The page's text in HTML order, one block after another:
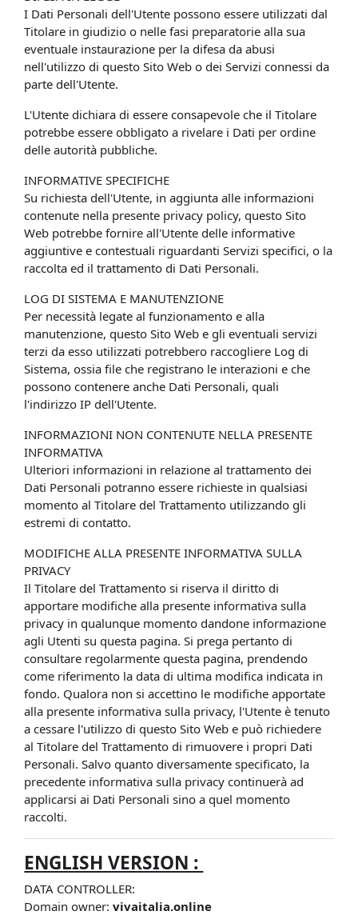
I Dati Personali dell'Utente possono essere utilizzati dal
Titolare in giudizio o nelle fasi preparatorie alla sua
eventuale instaurazione per la difesa da abusi
nell'utilizzo di questo Sito Web o dei Servizi connessi da
parte dell'Utente.
L'Utente dichiara di essere consapevole che il Titolare
potrebbe essere obbligato a rivelare i Dati per ordine
delle autorità pubbliche.
INFORMATIVE SPECIFICHE
Su richiesta dell'Utente, in aggiunta alle informazioni
contenute nella presente privacy policy, questo Sito
Web potrebbe fornire all'Utente delle informative
aggiuntive e contestuali riguardanti Servizi specifici, o la
raccolta ed il trattamento di Dati Personali.
LOG DI SISTEMA E MANUTENZIONE
Per necessità legate al funzionamento e alla
manutenzione, questo Sito Web e gli eventuali servizi
terzi da esso utilizzati potrebbero raccogliere Log di
Sistema, ossia file che registrano le interazioni e che
possono contenere anche Dati Personali, quali
l'indirizzo IP dell'Utente.
INFORMAZIONI NON CONTENUTE NELLA PRESENTE
INFORMATIVA
Ulteriori informazioni in relazione al trattamento dei
Dati Personali potranno essere richieste in qualsiasi
momento al Titolare del Trattamento utilizzando gli
estremi di contatto.
MODIFICHE ALLA PRESENTE INFORMATIVA SULLA
PRIVACY
Il Titolare del Trattamento si riserva il diritto di
apportare modifiche alla presente informativa sulla
privacy in qualunque momento dandone informazione
agli Utenti su questa pagina. Si prega pertanto di
consultare regolarmente questa pagina, prendendo
come riferimento la data di ultima modifica indicata in
fondo. Qualora non si accettino le modifiche apportate
alla presente informativa sulla privacy, l'Utente è tenuto
a cessare l'utilizzo di questo Sito Web e può richiedere
al Titolare del Trattamento di rimuovere i propri Dati
Personali. Salvo quanto diversamente specificato, la
precedente informativa sulla privacy continuerà ad
applicarsi ai Dati Personali sino a quel momento
raccolti.
ENGLISH VERSION :
DATA CONTROLLER:
Domain owner:vivaitalia.online